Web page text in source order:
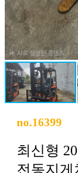
no.16399
최신형
전동지게